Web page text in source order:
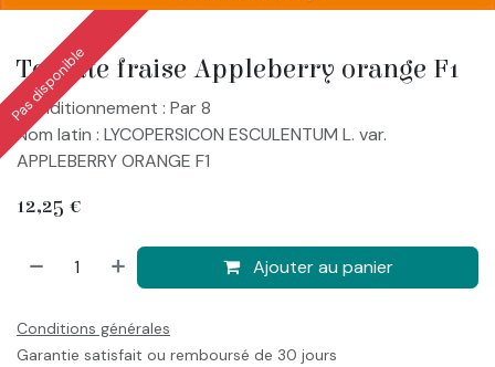
Tomate fraise Appleberry orange F1
Pas disponible
Conditionnement : Par 8
Nom latin : LYCOPERSICON ESCULENTUM L. var.
APPLEBERRY ORANGE F1
12,25 €
Ajouter au panier
Conditions générales
Garantie satisfait ou remboursé de 30 jours